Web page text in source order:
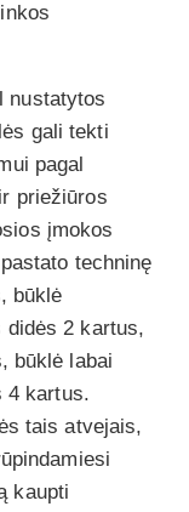
nustatytos
gali tekti
pagal
priežiūros
įmokos
techninę
būklė
didės 2 kartus,
būklė labai
4 kartus.
tais atvejais,
kaupti